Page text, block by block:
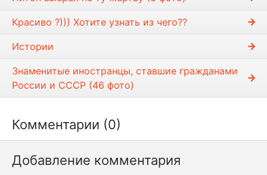
Красиво ?))) Хотите узнать из чего??
Истории
Знаменитые иностранцы, ставшие гражданами
России и СССР (46 фото)
Комментарии (0)
Добавление комментария